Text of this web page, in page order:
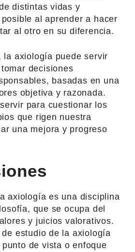
distintas vidas y
al aprender a hacer
al otro en su diferencia.
la axiología puede servir
decisiones
basadas en una
objetiva y razonada.
para cuestionar los
que rigen nuestra
una mejora y progreso
axiología es una disciplina
que se ocupa del
y juicios valorativos.
estudio de la axiología
de vista o enfoque